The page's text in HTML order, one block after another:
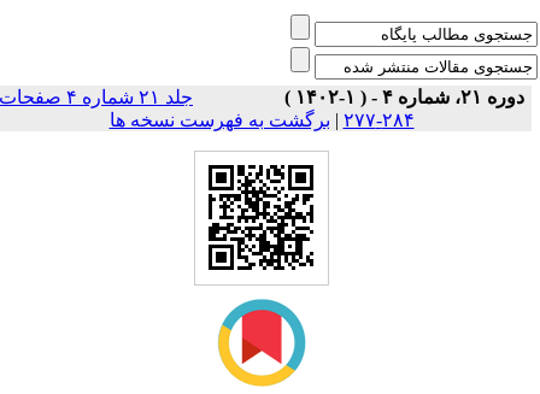
دوره ۲۱، شماره ۴ - ( ۱-۱۴۰۲ )
جلد ۲۱ شماره ۴ صفحات
۲۸۴-۲۷۷
|برگشت به فهرست نسخه ها